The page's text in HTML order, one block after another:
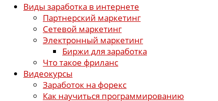
Виды заработка в интернете
Партнерский маркетинг
Сетевой маркетинг
Электронный маркетинг
Биржи для заработка
Что такое фриланс
Видеокурсы
Заработок на форекс
Как научиться программированию